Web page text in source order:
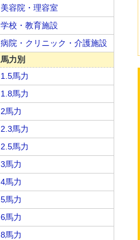
美容院・理容室
学校・教育施設
病院・クリニック・介護施設
馬力別
1.5馬力
1.8馬力
2馬力
2.3馬力
2.5馬力
3馬力
4馬力
5馬力
6馬力
8馬力